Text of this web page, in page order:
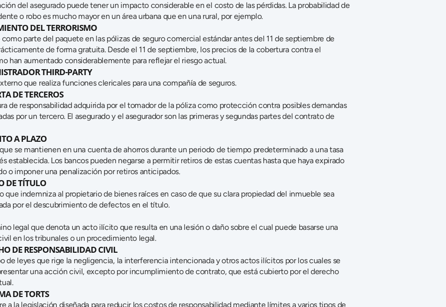
del asegurado puede tener un impacto considerable en el costo de las pérdidas. La probabilidad de
o robo es mucho mayor en un área urbana que en una rural, por ejemplo.
DEL TERRORISMO
parte del paquete en las pólizas de seguro comercial estándar antes del 11 de septiembre de
de forma gratuita. Desde el 11 de septiembre, los precios de la cobertura contra el
han aumentado considerablemente para reflejar el riesgo actual.
THIRD-PARTY
que realiza funciones clericales para una compañía de seguros.
DE TERCEROS
de responsabilidad adquirida por el tomador de la póliza como protección contra posibles demandas
por un tercero. El asegurado y el asegurador son las primeras y segundas partes del contrato de
A PLAZO
se mantienen en una cuenta de ahorros durante un periodo de tiempo predeterminado a una tasa
establecida. Los bancos pueden negarse a permitir retiros de estas cuentas hasta que haya expirado
o imponer una penalización por retiros anticipados.
DE TÍTULO
que indemniza al propietario de bienes raíces en caso de que su clara propiedad del inmueble sea
por el descubrimiento de defectos en el título.
legal que denota un acto ilícito que resulta en una lesión o daño sobre el cual puede basarse una
en los tribunales o un procedimiento legal.
DE RESPONSABILIDAD CIVIL
de leyes que rige la negligencia, la interferencia intencionada y otros actos ilícitos por los cuales se
una acción civil, excepto por incumplimiento de contrato, que está cubierto por el derecho
DE TORTS
a la legislación diseñada para reducir los costos de responsabilidad mediante límites a varios tipos de